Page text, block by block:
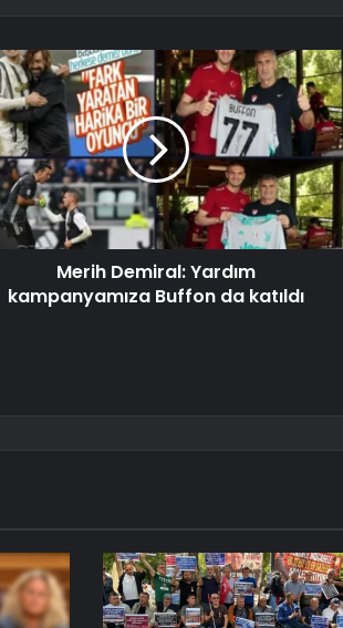
Merih Demiral: Yardım
kampanyamıza Buffon da katıldı